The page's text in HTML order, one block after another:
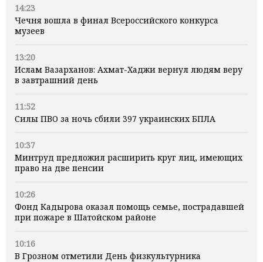
14:23
Чечня вошла в финал Всероссийского конкурса
музеев
13:20
Ислам Вазарханов: Ахмат-Хаджи вернул людям веру
в завтрашний день
11:52
Силы ПВО за ночь сбили 397 украинских БПЛА
10:37
Минтруд предложил расширить круг лиц, имеющих
право на две пенсии
10:26
Фонд Кадырова оказал помощь семье, пострадавшей
при пожаре в Шатойском районе
10:16
В Грозном отметили День физкультурника